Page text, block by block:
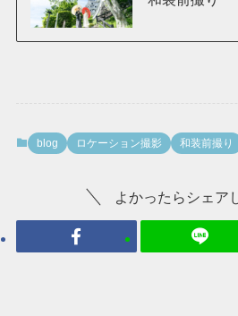
blog ロケーション撮影 和装前撮り
よかったらシェア